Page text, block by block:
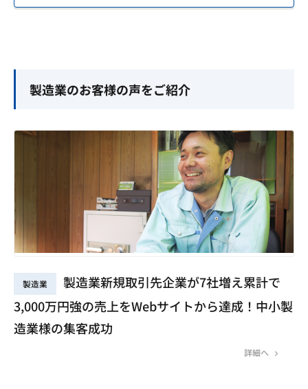
製造業のお客様の声をご紹介
製造業
製造業新規取引先企業が7社増え累計で
3,000万円強の売上をWebサイトから達成！中小製
造業様の集客成功
詳細へ